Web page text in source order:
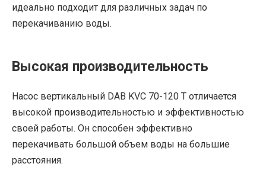
идеально подходит для различных задач по
перекачиванию воды.
Высокая производительность
Насос вертикальный DAB KVC 70-120 T отличается
высокой производительностью и эффективностью
своей работы. Он способен эффективно
перекачивать большой объем воды на большие
расстояния.